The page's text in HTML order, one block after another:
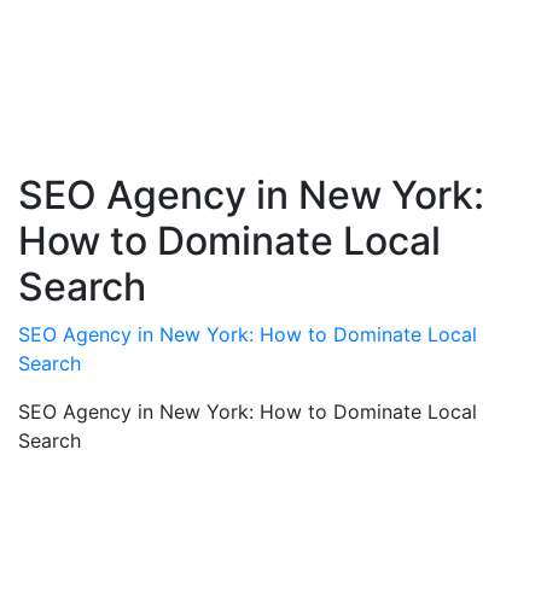
SEO Agency in New York:
How to Dominate Local
Search
SEO Agency in New York: How to Dominate Local
Search
SEO Agency in New York: How to Dominate Local
Search